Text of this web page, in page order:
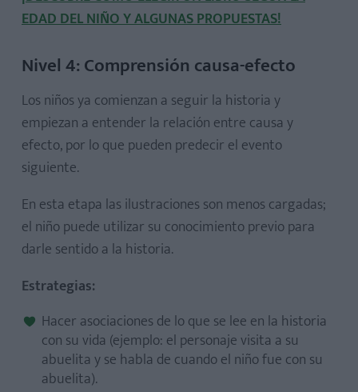
EDAD DEL NIÑO Y ALGUNAS PROPUESTAS!
Nivel 4: Comprensión causa-efecto
Los niños ya comienzan a seguir la historia y
empiezan a entender la relación entre causa y
efecto, por lo que pueden predecir el evento
siguiente.
En esta etapa las ilustraciones son menos cargadas;
el niño puede utilizar su conocimiento previo para
darle sentido a la historia.
Estrategias:
Hacer asociaciones de lo que se lee en la historia
con su vida (ejemplo: el personaje visita a su
abuelita y se habla de cuando el niño fue con su
abuelita).